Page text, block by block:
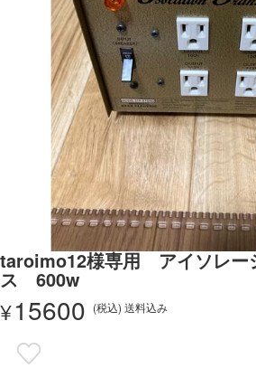
taroimo12様専用 アイソレー
ス 600w
¥15600 (税込) 送料込み